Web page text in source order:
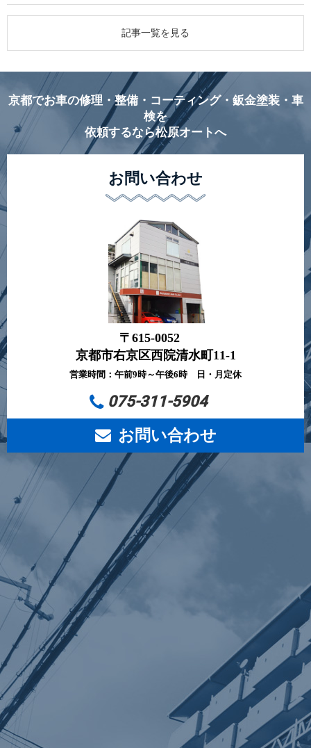
記事一覧を見る
京都でお車の修理・整備・コーティング・鈑金塗装・車
検を
依頼するなら松原オートへ
お問い合わせ
〒615-0052
京都市右京区西院清水町11-1
営業時間：午前9時～午後6時 日・月定休
075-311-5904
お問い合わせ